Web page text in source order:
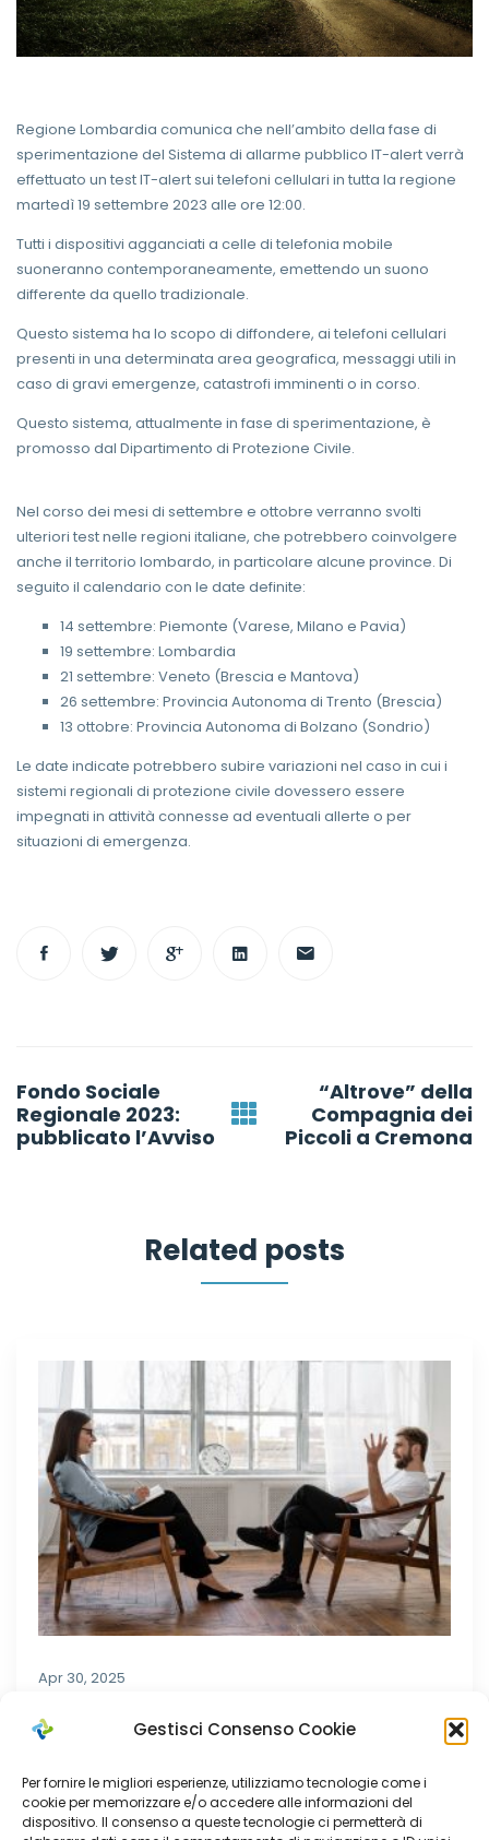
Gestisci Consenso Cookie
Per fornire le migliori esperienze, utilizziamo tecnologie come i
cookie per memorizzare e/o accedere alle informazioni del
dispositivo. Il consenso a queste tecnologie ci permetterà di
Regione Lombardia comunica che nell’ambito della fase di
sperimentazione del Sistema di allarme pubblico IT-alert verrà
effettuato un test IT-alert sui telefoni cellulari in tutta la regione
martedì 19 settembre 2023 alle ore 12:00.
Tutti i dispositivi agganciati a celle di telefonia mobile
suoneranno contemporaneamente, emettendo un suono
differente da quello tradizionale.
Questo sistema ha lo scopo di diffondere, ai telefoni cellulari
presenti in una determinata area geografica, messaggi utili in
caso di gravi emergenze, catastrofi imminenti o in corso.
Questo sistema, attualmente in fase di sperimentazione, è
promosso dal Dipartimento di Protezione Civile.
Nel corso dei mesi di settembre e ottobre verranno svolti
ulteriori test nelle regioni italiane, che potrebbero coinvolgere
anche il territorio lombardo, in particolare alcune province. Di
seguito il calendario con le date definite:
14 settembre: Piemonte (Varese, Milano e Pavia)
19 settembre: Lombardia
21 settembre: Veneto (Brescia e Mantova)
26 settembre: Provincia Autonoma di Trento (Brescia)
13 ottobre: Provincia Autonoma di Bolzano (Sondrio)
Le date indicate potrebbero subire variazioni nel caso in cui i
sistemi regionali di protezione civile dovessero essere
impegnati in attività connesse ad eventuali allerte o per
situazioni di emergenza.
navigation
Fondo Sociale
Regionale 2023:
pubblicato l’Avviso
“Altrove” della
Compagnia dei
Piccoli a Cremona
Related posts
Apr 30, 2025
Rinnovo CdA: procedura per la
raccolta nominativi